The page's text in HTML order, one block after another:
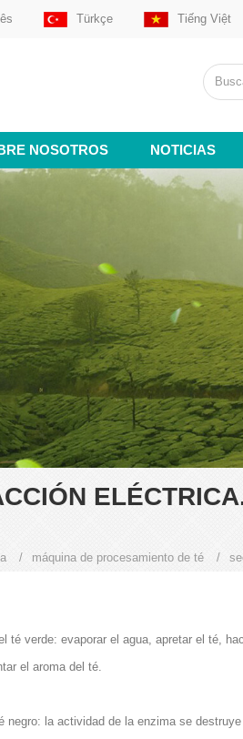
Türkçe Tiếng Việt
NOSOTROS NOTICIAS
/ máquina de procesamiento de té /
té verde: evaporar el agua, apretar el té,
el aroma del té.
negro: la actividad de la enzima se